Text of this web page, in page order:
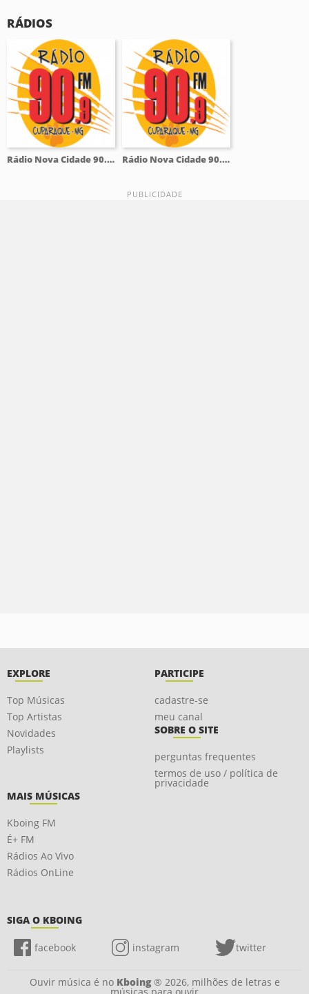
RÁDIOS
Rádio Nova Cidade 90.9 FM Rádio Nova Cidade 90.9 FM
EXPLORE
Top Músicas
Top Artistas
Novidades
Playlists
PARTICIPE
cadastre-se
meu canal
SOBRE O SITE
perguntas frequentes
termos de uso / política de
privacidade
MAIS MÚSICAS
Kboing FM
É+ FM
Rádios Ao Vivo
Rádios OnLine
SIGA O KBOING
facebook instagram twitter
Ouvir música é no Kboing® 2026, milhões de letras e
músicas para ouvir